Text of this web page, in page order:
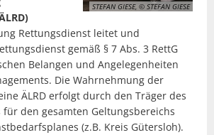
STEFAN GIESE, © STEFAN GIESE
Rettungsdienst leitet und
gemäß § 7 Abs. 3 RettG
Belangen und Angelegenheiten
Die Wahrnehmung der
ÄLRD erfolgt durch den Träger des
für den gesamten Geltungsbereichs
(z.B. Kreis Gütersloh).